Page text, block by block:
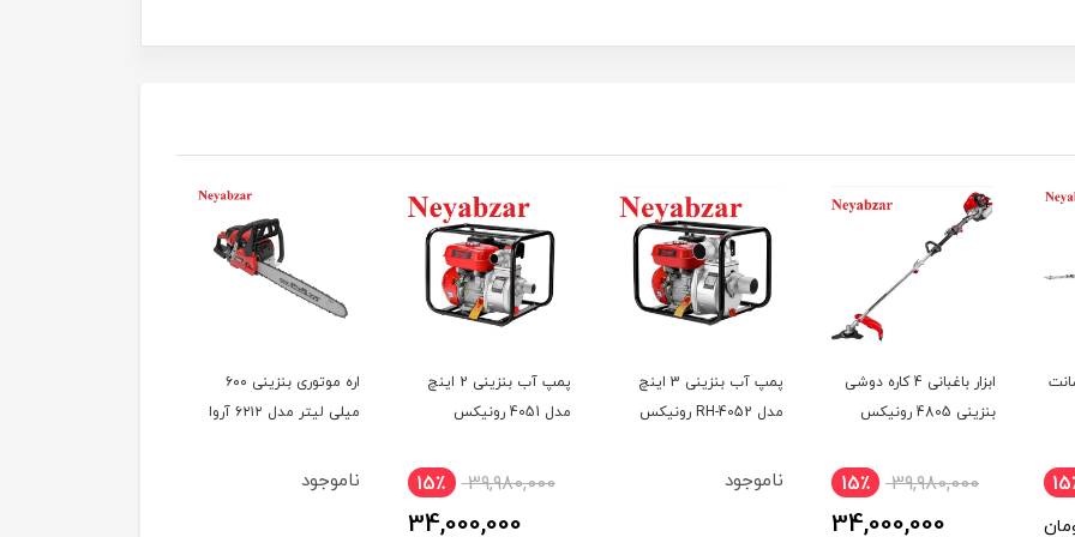
سانت
ابزار باغبانی 4 کاره دوشی
بنزینی 4805 رونیکس
39,980,000 15٪
34,000,000
پمپ آب بنزینی 3 اینچ
مدل RH-4052 رونیکس
ناموجود
پمپ آب بنزینی 2 اینچ
مدل 4051 رونیکس
39,980,000 15٪
34,000,000
اره موتوری بنزینی ۶۰۰
میلی لیتر مدل ۶۲۱۲ آروا
ناموجود